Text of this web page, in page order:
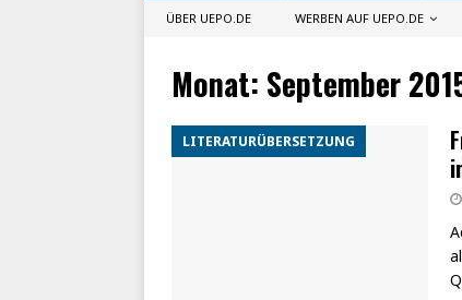
ÜBER UEPO.DE WERBEN AUF UEPO.DE
Monat: September
LITERATURÜBERSETZUNG